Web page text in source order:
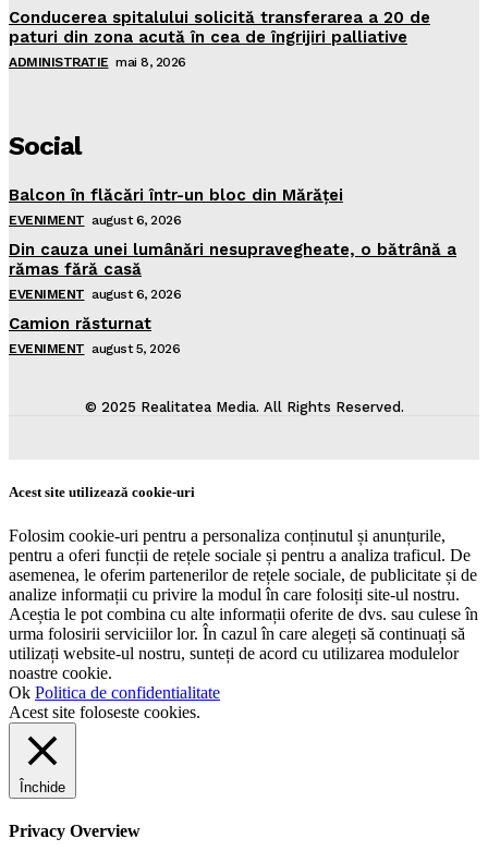
Conducerea spitalului solicită transferarea a 20 de
paturi din zona acută în cea de îngrijiri palliative
ADMINISTRATIE mai 8, 2026
Social
Balcon în flăcări într-un bloc din Mărăţei
EVENIMENT august 6, 2026
Din cauza unei lumânări nesupravegheate, o bătrână a
rămas fără casă
EVENIMENT august 6, 2026
Camion răsturnat
EVENIMENT august 5, 2026
© 2025 Realitatea Media. All Rights Reserved.
Acest site utilizează cookie-uri
Folosim cookie-uri pentru a personaliza conținutul și anunțurile,
pentru a oferi funcții de rețele sociale și pentru a analiza traficul. De
asemenea, le oferim partenerilor de rețele sociale, de publicitate și de
analize informații cu privire la modul în care folosiți site-ul nostru.
Aceștia le pot combina cu alte informații oferite de dvs. sau culese în
urma folosirii serviciilor lor. În cazul în care alegeți să continuați să
utilizați website-ul nostru, sunteți de acord cu utilizarea modulelor
noastre cookie.
Ok Politica de confidentialitate
Acest site foloseste cookies.
Închide
Privacy Overview